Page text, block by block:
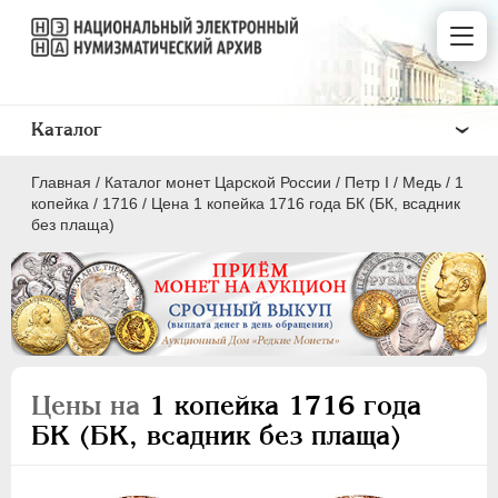
Главная / Каталог монет Царской России / Пeтр I / Медь / 1
копейка / 1716 / Цена 1 копейка 1716 года БК (БК, всадник
без плаща)
Цены на 1 копейка 1716 года
БК (БК, всадник без плаща)
Каталог
ПEТР I 1699 - 1725
Серебро
Медь